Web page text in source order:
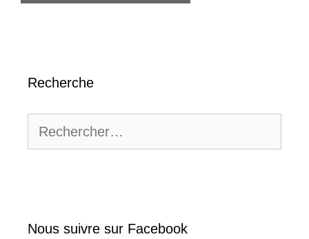
Recherche
Nous suivre sur Facebook